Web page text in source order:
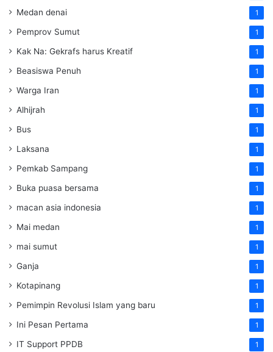
Medan denai 1
Pemprov Sumut 1
Kak Na: Gekrafs harus Kreatif 1
Beasiswa Penuh 1
Warga Iran 1
Alhijrah 1
Bus 1
Laksana 1
Pemkab Sampang 1
Buka puasa bersama 1
macan asia indonesia 1
Mai medan 1
mai sumut 1
Ganja 1
Kotapinang 1
Pemimpin Revolusi Islam yang baru 1
Ini Pesan Pertama 1
IT Support PPDB 1